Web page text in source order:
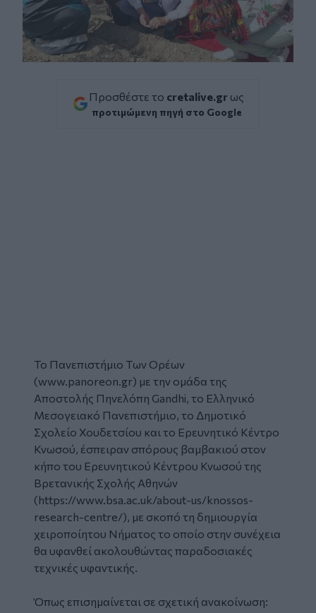
Προσθέστε το cretalive.gr ως
προτιμώμενη πηγή στο Google
Το Πανεπιστήμιο Tων Ορέων
(www.panoreon.gr) με την ομάδα της
Αποστολής Πηνελόπη Gandhi, το Ελληνικό
Μεσογειακό Πανεπιστήμιο, το Δημοτικό
Σχολείο Χουδετσίου και το Ερευνητικό Κέντρο
Κνωσού, έσπειραν σπόρους βαμβακιού στον
κήπο του Ερευνητικού Κέντρου Κνωσού της
Βρετανικής Σχολής Αθηνών
(https://www.bsa.ac.uk/about-us/knossos-
research-centre/), με σκοπό τη δημιουργία
χειροποίητου Νήματος το οποίο στην συνέχεια
θα υφανθεί ακολουθώντας παραδοσιακές
τεχνικές υφαντικής.
Όπως επισημαίνεται σε σχετική ανακοίνωση: